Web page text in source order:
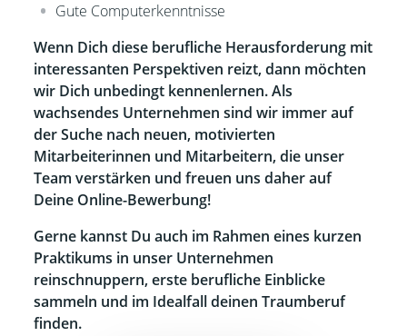
Gute Computerkenntnisse
Wenn Dich diese berufliche Herausforderung mit
interessanten Perspektiven reizt, dann möchten
wir Dich unbedingt kennenlernen. Als
wachsendes Unternehmen sind wir immer auf
der Suche nach neuen, motivierten
Mitarbeiterinnen und Mitarbeitern, die unser
Team verstärken und freuen uns daher auf
Deine Online-Bewerbung!
Gerne kannst Du auch im Rahmen eines kurzen
Praktikums in unser Unternehmen
reinschnuppern, erste berufliche Einblicke
sammeln und im Idealfall deinen Traumberuf
finden.